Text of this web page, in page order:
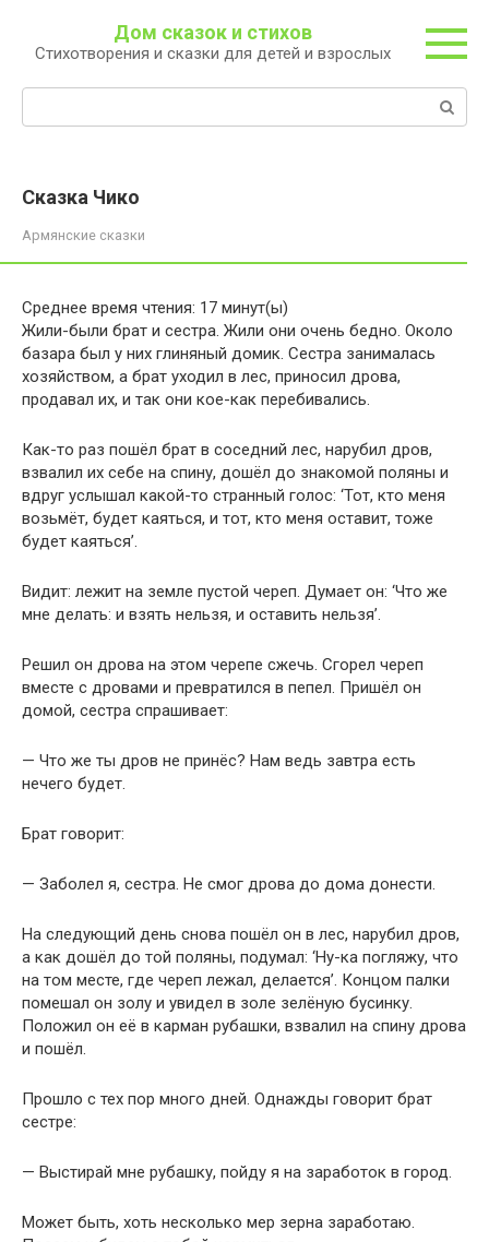
контенту
Дом сказок и стихов
Стихотворения и сказки для детей и взрослых
Сказка Чико
Армянские сказки
Среднее время чтения: 17 минут(ы)
Жили-были брат и сестра. Жили они очень бедно. Около
базара был у них глиняный домик. Сестра занималась
хозяйством, а брат уходил в лес, приносил дрова,
продавал их, и так они кое-как перебивались.
Как-то раз пошёл брат в соседний лес, нарубил дров,
взвалил их себе на спину, дошёл до знакомой поляны и
вдруг услышал какой-то странный голос: ‘Тот, кто меня
возьмёт, будет каяться, и тот, кто меня оставит, тоже
будет каяться’.
Видит: лежит на земле пустой череп. Думает он: ‘Что же
мне делать: и взять нельзя, и оставить нельзя’.
Решил он дрова на этом черепе сжечь. Сгорел череп
вместе с дровами и превратился в пепел. Пришёл он
домой, сестра спрашивает:
— Что же ты дров не принёс? Нам ведь завтра есть
нечего будет.
Брат говорит:
— Заболел я, сестра. Не смог дрова до дома донести.
На следующий день снова пошёл он в лес, нарубил дров,
а как дошёл до той поляны, подумал: ‘Ну-ка погляжу, что
на том месте, где череп лежал, делается’. Концом палки
помешал он золу и увидел в золе зелёную бусинку.
Положил он её в карман рубашки, взвалил на спину дрова
и пошёл.
Прошло с тех пор много дней. Однажды говорит брат
сестре:
— Выстирай мне рубашку, пойду я на заработок в город.
Может быть, хоть несколько мер зерна заработаю.